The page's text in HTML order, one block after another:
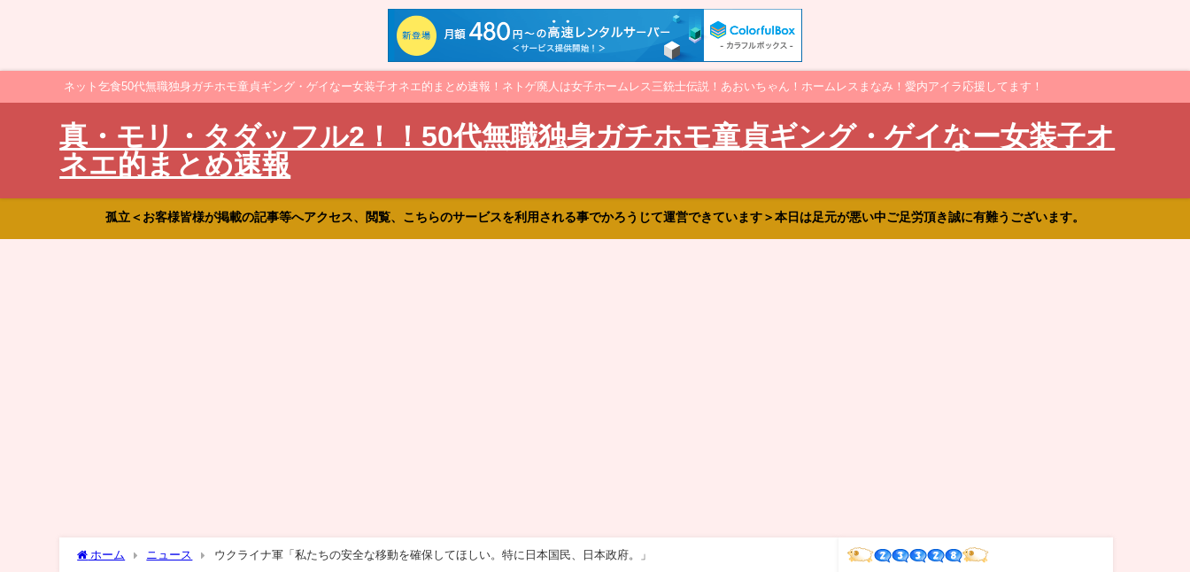
ネット乞食50代無職独身ガチホモ童貞ギング・ゲイなー女装子オネエ的まとめ速報！ネトゲ廃人は女子ホームレス三銃士伝説！あおいちゃん！ホームレスまなみ！愛内アイラ応援してます！
真・モリ・タダッフル2！！50代無職独身ガチホモ童貞ギング・ゲイなー女装子オ
ネエ的まとめ速報
孤立＜お客様皆様が掲載の記事等へアクセス、閲覧、こちらのサービスを利用される事でかろうじて運営できています＞本日は足元が悪い中ご足労頂き誠に有難うございます。
ホーム ニュース ウクライナ軍「私たちの安全な移動を確保してほしい。特に日本国民、日本政府。」